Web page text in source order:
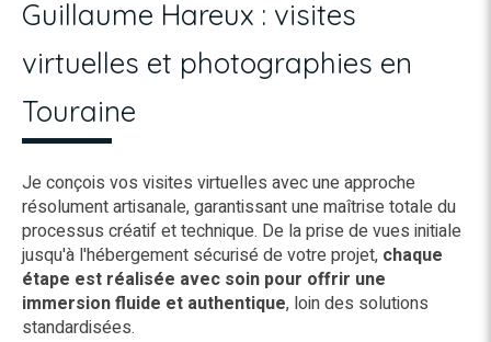
Guillaume Hareux : visites
virtuelles et photographies en
Touraine
Je conçois vos visites virtuelles avec une approche
résolument artisanale, garantissant une maîtrise totale du
processus créatif et technique. De la prise de vues initiale
jusqu'à l'hébergement sécurisé de votre projet, chaque
étape est réalisée avec soin pour offrir une
immersion fluide et authentique, loin des solutions
standardisées.